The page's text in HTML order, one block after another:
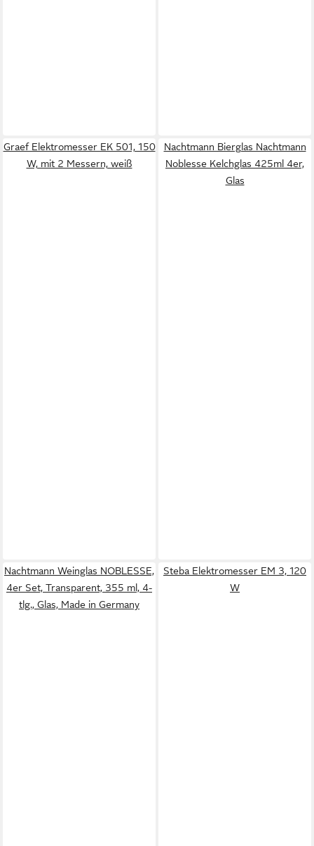
Graef Elektromesser EK 501, 150
W, mit 2 Messern, weiß
Nachtmann Bierglas Nachtmann
Noblesse Kelchglas 425ml 4er,
Glas
Nachtmann Weinglas NOBLESSE,
4er Set, Transparent, 355 ml, 4-
tlg., Glas, Made in Germany
Steba Elektromesser EM 3, 120
W